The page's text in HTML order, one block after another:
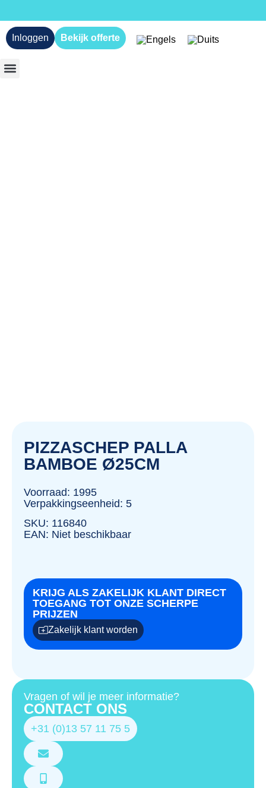
Inloggen Bekijk offerte
PIZZASCHEP PALLA
BAMBOE Ø25CM
Voorraad: 1995
Verpakkingseenheid: 5
SKU: 116840
EAN: Niet beschikbaar
KRIJG ALS ZAKELIJK KLANT DIRECT
TOEGANG TOT ONZE SCHERPE
PRIJZEN
Zakelijk klant worden
Vragen of wil je meer informatie?
CONTACT ONS
+31 (0)13 57 11 75 5